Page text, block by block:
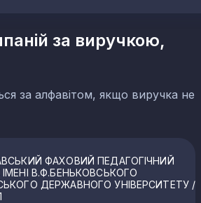
за виручкою,
за алфавітом, якщо виручка не
ФАХОВИЙ ПЕДАГОГІЧНИЙ
В.Ф.БЕНЬКОВСЬКОГО
ДЕРЖАВНОГО УНІВЕРСИТЕТУ /